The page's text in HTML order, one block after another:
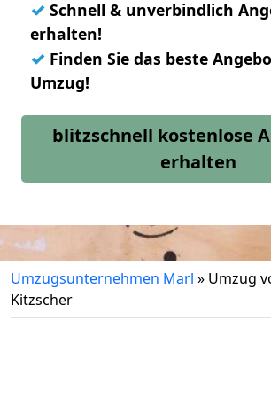
✓ Schnell & unverbindlich
erhalten!
✓ Finden Sie das beste
Umzug!
blitzschnell kostenlose
erhalten
Umzugsunternehmen Marl » Umzug
Kitzscher